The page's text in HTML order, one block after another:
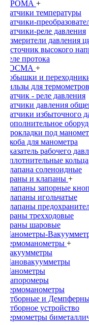
ПРОМА +
Датчики температуры
Датчики-
Датчики-реле давления
Измерители давления
Источник высокого
Реле протока
РОСМА +
Бобышки и
Гильзы для термометров
Датчик - реле давления
Датчики давления
Датчики
Дополнительное
Прокладки под
Скоба для манометра
Указатель рабочего
Уплотнительные кольца
Клапана соленоидные
Краны и клапаны +
Клапаны запорные
Клапаны игольчатые
Клапаны
Краны трехходовые
Краны шаровые
Манометры-
Термоманометры +
Вакуумметры
Мановакуумметры
Манометры
Напоромеры
Термоманометры
Отборные и
Отборное устройство
Термометры